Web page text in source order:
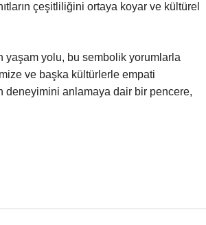
çeşitliliğini ortaya koyar ve kültürel
yaşam yolu, bu sembolik yorumlarla
ve başka kültürlerle empati
deneyimini anlamaya dair bir pencere,